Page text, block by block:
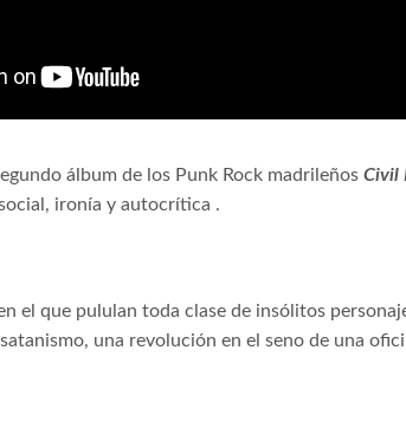
álbum de los Punk Rock madrileños Civil
ironía y autocrítica .
el que pululan toda clase de insólitos
una revolución en el seno de una